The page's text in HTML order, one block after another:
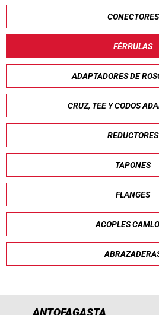
CONECTORES
FÉRRULAS
ADAPTADORES DE
CRUZ, TEE Y CODOS
REDUCTORES
TAPONES
FLANGES
ACOPLES
ANTOFAGASTA